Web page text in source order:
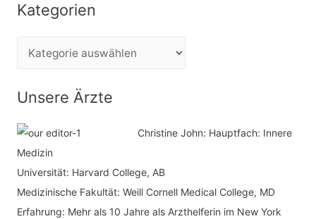
a
c
h
:
Kategorien
t
g
o
r
i
Unsere Ärzte
Christine John: Hauptfach: Innere
Medizin
Universität: Harvard College, AB
Medizinische Fakultät: Weill Cornell Medical College, MD
Erfahrung: Mehr als 10 Jahre als Arzthelferin im New York